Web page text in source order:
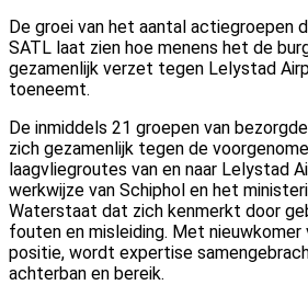
De groei van het aantal actiegroepen
SATL laat zien hoe menens het de
gezamenlijk verzet tegen Lelystad
toeneemt.
De inmiddels 21 groepen van
zich gezamenlijk tegen de
laagvliegroutes van en naar Lelystad
werkwijze van Schiphol en het
Waterstaat dat zich kenmerkt door
fouten en misleiding. Met
positie, wordt expertise
achterban en bereik.